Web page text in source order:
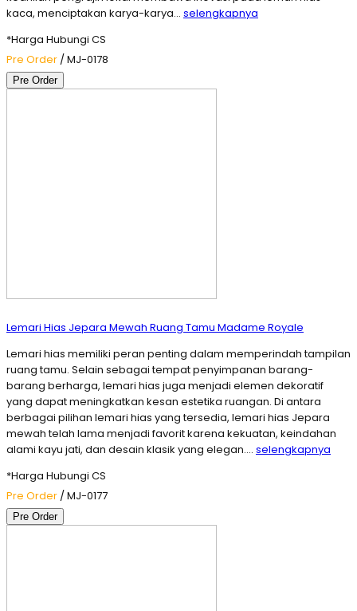
kaca, menciptakan karya-karya… selengkapnya
*Harga Hubungi CS
Pre Order / MJ-0178
Pre Order
Lemari Hias Jepara Mewah Ruang Tamu Madame Royale
Lemari hias memiliki peran penting dalam memperindah tampilan
ruang tamu. Selain sebagai tempat penyimpanan barang-
barang berharga, lemari hias juga menjadi elemen dekoratif
yang dapat meningkatkan kesan estetika ruangan. Di antara
berbagai pilihan lemari hias yang tersedia, lemari hias Jepara
mewah telah lama menjadi favorit karena kekuatan, keindahan
alami kayu jati, dan desain klasik yang elegan…. selengkapnya
*Harga Hubungi CS
Pre Order / MJ-0177
Pre Order